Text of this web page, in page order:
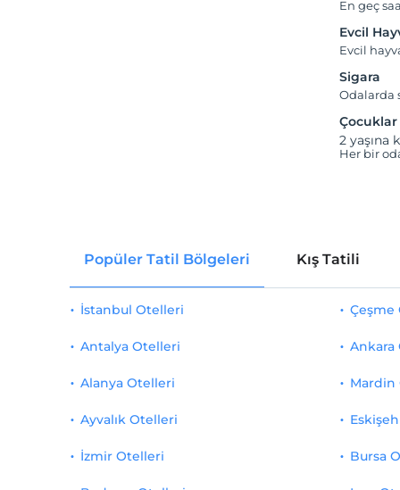
En geç
Evcil
Evcil
Sigara
Odalarda
Çocuklar
2 yaşına
Her bir
Popüler Tatil Bölgeleri Kış Tatili
İstanbul Otelleri
Antalya Otelleri
Alanya Otelleri
Ayvalık Otelleri
İzmir Otelleri
Çeşme
Ankara
Mardin
Bursa